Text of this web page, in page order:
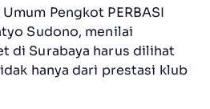
Pengkot PERBASI
Sudono, menilai
di Surabaya harus dilihat
hanya dari prestasi klub